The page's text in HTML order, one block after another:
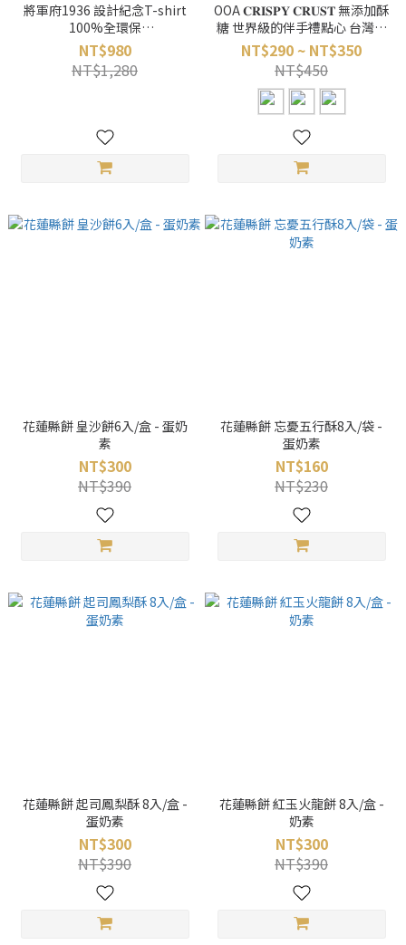
將軍府1936 設計紀念T-shirt
100%全環保
feat.FORESTABLE
NT$980
NT$1,280
OOA 𝐂𝐑𝐈𝐒𝐏𝐘 𝐂𝐑𝐔𝐒𝐓 無添加酥
糖 世界級的伴手禮點心 台灣芋
頭 / 鹹蛋黃金沙 / 蜜香紅茶
NT$290 ~ NT$350
NT$450
花蓮縣餅 皇沙餅6入/盒 - 蛋奶
素
NT$300
NT$390
花蓮縣餅 忘憂五行酥8入/袋 -
蛋奶素
NT$160
NT$230
花蓮縣餅 起司鳳梨酥 8入/盒 -
蛋奶素
NT$300
NT$390
花蓮縣餅 紅玉火龍餅 8入/盒 -
奶素
NT$300
NT$390